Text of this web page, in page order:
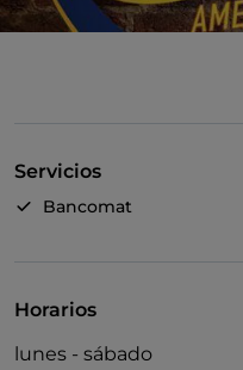
Servicios
Bancomat
Horarios
lunes - sábado